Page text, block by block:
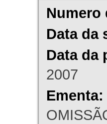
Numero
Data da
Data da
2007
Ementa: